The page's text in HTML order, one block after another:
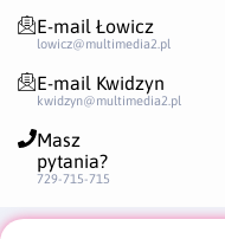
E-mail Łowicz
lowicz@multimedia2.pl
E-mail Kwidzyn
kwidzyn@multimedia2.pl
Masz
pytania?
729-715-715